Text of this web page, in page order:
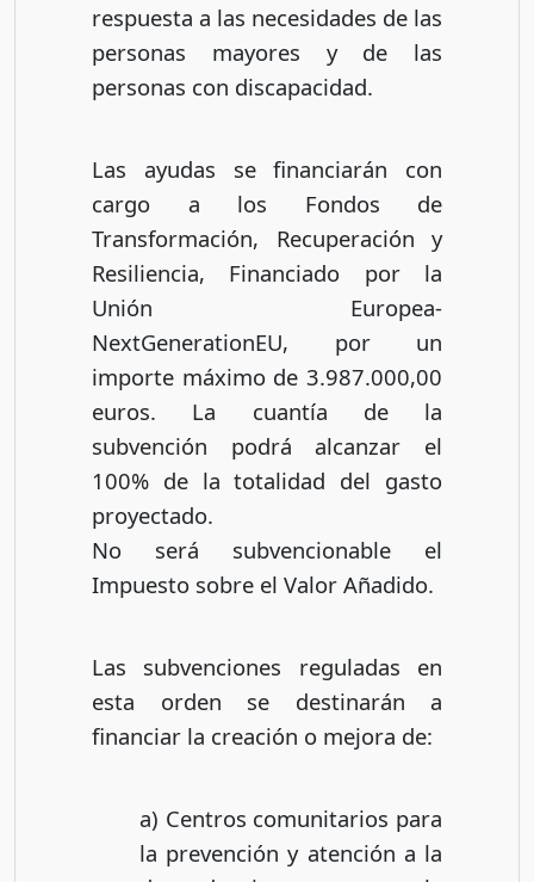
respuesta a las necesidades de las
personas mayores y de las
personas con discapacidad.
Las ayudas se financiarán con
cargo a los Fondos de
Transformación, Recuperación y
Resiliencia, Financiado por la
Unión Europea-
NextGenerationEU, por un
importe máximo de 3.987.000,00
euros. La cuantía de la
subvención podrá alcanzar el
100% de la totalidad del gasto
proyectado.
No será subvencionable el
Impuesto sobre el Valor Añadido.
Las subvenciones reguladas en
esta orden se destinarán a
financiar la creación o mejora de:
a) Centros comunitarios para
la prevención y atención a la